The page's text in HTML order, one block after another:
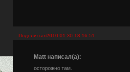
Поделиться2010-01-30 18:16:51
Matt написал(а):
осторожно там.